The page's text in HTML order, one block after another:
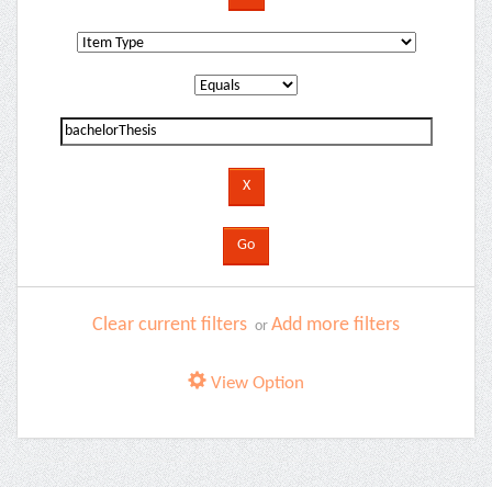
Clear current filters or Add more filters
View Option